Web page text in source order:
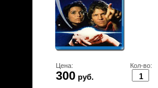
Цена:
300 руб.
Кол-во: